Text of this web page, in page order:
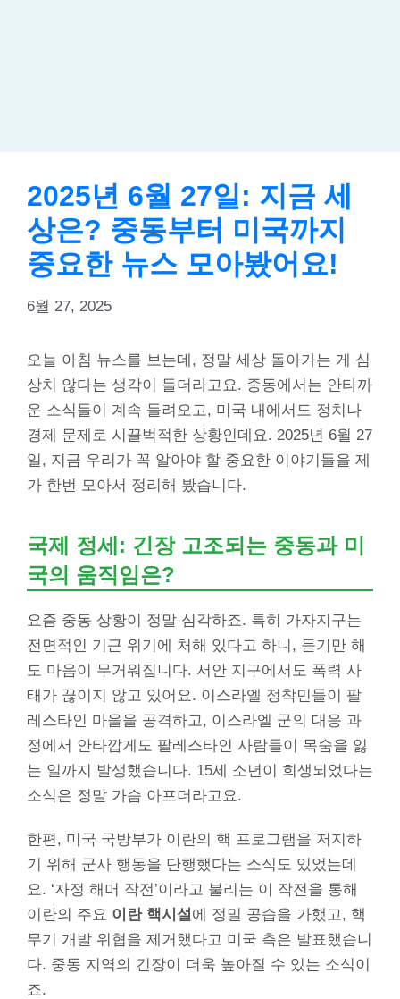
2025년 6월 27일: 지금 세
상은? 중동부터 미국까지
중요한 뉴스 모아봤어요!
6월 27, 2025
오늘 아침 뉴스를 보는데, 정말 세상 돌아가는 게 심
상치 않다는 생각이 들더라고요. 중동에서는 안타까
운 소식들이 계속 들려오고, 미국 내에서도 정치나
경제 문제로 시끌벅적한 상황인데요. 2025년 6월 27
일, 지금 우리가 꼭 알아야 할 중요한 이야기들을 제
가 한번 모아서 정리해 봤습니다.
국제 정세: 긴장 고조되는 중동과 미
국의 움직임은?
요즘 중동 상황이 정말 심각하죠. 특히 가자지구는
전면적인 기근 위기에 처해 있다고 하니, 듣기만 해
도 마음이 무거워집니다. 서안 지구에서도 폭력 사
태가 끊이지 않고 있어요. 이스라엘 정착민들이 팔
레스타인 마을을 공격하고, 이스라엘 군의 대응 과
정에서 안타깝게도 팔레스타인 사람들이 목숨을 잃
는 일까지 발생했습니다. 15세 소년이 희생되었다는
소식은 정말 가슴 아프더라고요.
한편, 미국 국방부가 이란의 핵 프로그램을 저지하
기 위해 군사 행동을 단행했다는 소식도 있었는데
요. ‘자정 해머 작전’이라고 불리는 이 작전을 통해
이란의 주요 이란 핵시설 에 정밀 공습을 가했고, 핵
무기 개발 위협을 제거했다고 미국 측은 발표했습니
다. 중동 지역의 긴장이 더욱 높아질 수 있는 소식이
죠.